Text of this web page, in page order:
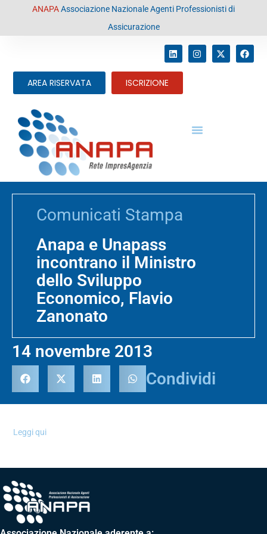
contenutoANAPAAssociazione Nazionale Agenti Professionisti di
Assicurazione
AREA RISERVATA ISCRIZIONE
Comunicati Stampa
Anapa e Unapass
incontrano il Ministro
dello Sviluppo
Economico, Flavio
Zanonato
14 novembre 2013
Condividi
Leggi qui